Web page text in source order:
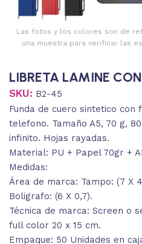
Las fotos y los colores son de
una muestra para verificar las
LIBRETA LAMINE
SKU: B2-45
Funda de cuero sintetico
telefono. Tamaño A5, 70 g,
infinito. Hojas rayadas.
Material: PU + Papel 70gr +
Medidas:
Área de marca: Tampo: (7 X
Boligrafo: (6 X 0,7).
Técnica de marca: Screen o
full color 20 x 15 cm.
Empaque: 50 Unidades en